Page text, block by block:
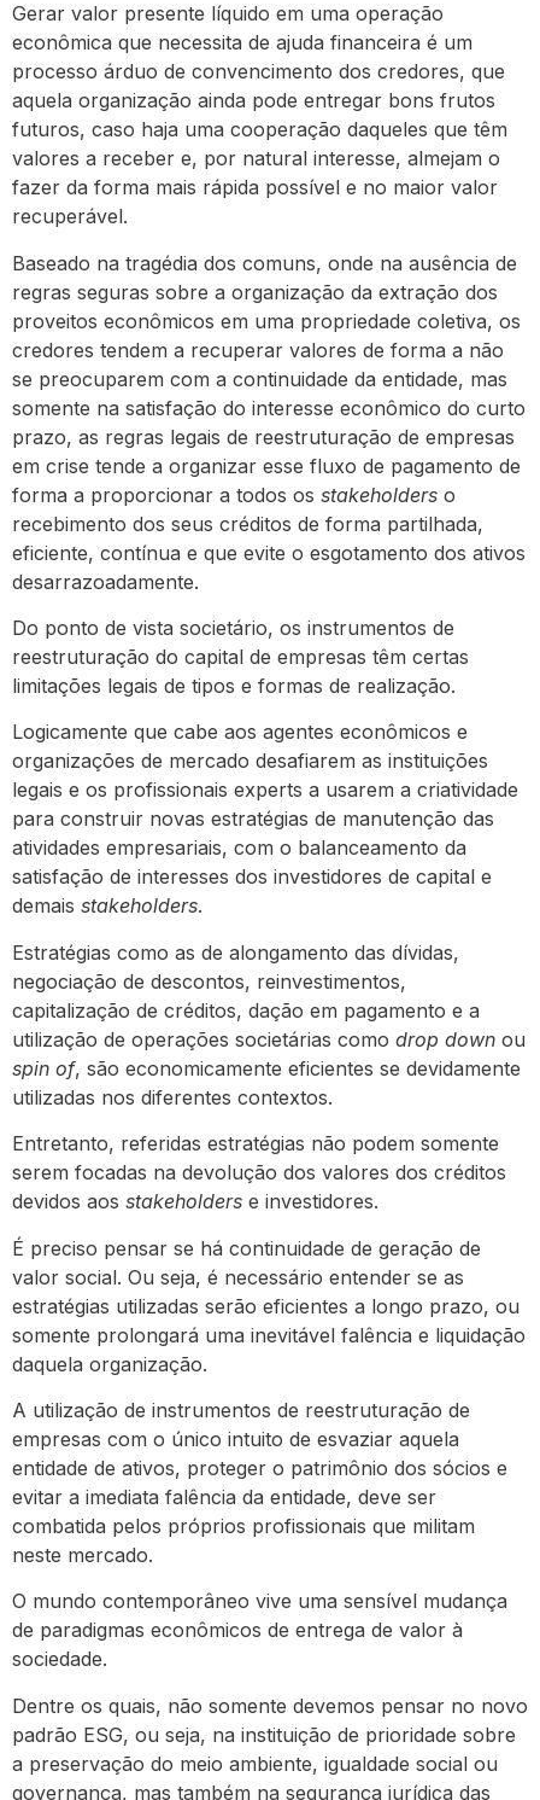
Gerar valor presente líquido em uma operação
econômica que necessita de ajuda financeira é um
processo árduo de convencimento dos credores, que
aquela organização ainda pode entregar bons frutos
futuros, caso haja uma cooperação daqueles que têm
valores a receber e, por natural interesse, almejam o
fazer da forma mais rápida possível e no maior valor
recuperável.
Baseado na tragédia dos comuns, onde na ausência de
regras seguras sobre a organização da extração dos
proveitos econômicos em uma propriedade coletiva, os
credores tendem a recuperar valores de forma a não
se preocuparem com a continuidade da entidade, mas
somente na satisfação do interesse econômico do curto
prazo, as regras legais de reestruturação de empresas
em crise tende a organizar esse fluxo de pagamento de
forma a proporcionar a todos os stakeholders o
recebimento dos seus créditos de forma partilhada,
eficiente, contínua e que evite o esgotamento dos ativos
desarrazoadamente.
Do ponto de vista societário, os instrumentos de
reestruturação do capital de empresas têm certas
limitações legais de tipos e formas de realização.
Logicamente que cabe aos agentes econômicos e
organizações de mercado desafiarem as instituições
legais e os profissionais experts a usarem a criatividade
para construir novas estratégias de manutenção das
atividades empresariais, com o balanceamento da
satisfação de interesses dos investidores de capital e
demais stakeholders.
Estratégias como as de alongamento das dívidas,
negociação de descontos, reinvestimentos,
capitalização de créditos, dação em pagamento e a
utilização de operações societárias como drop down ou
spin of, são economicamente eficientes se devidamente
utilizadas nos diferentes contextos.
Entretanto, referidas estratégias não podem somente
serem focadas na devolução dos valores dos créditos
devidos aos stakeholders e investidores.
É preciso pensar se há continuidade de geração de
valor social. Ou seja, é necessário entender se as
estratégias utilizadas serão eficientes a longo prazo, ou
somente prolongará uma inevitável falência e liquidação
daquela organização.
A utilização de instrumentos de reestruturação de
empresas com o único intuito de esvaziar aquela
entidade de ativos, proteger o patrimônio dos sócios e
evitar a imediata falência da entidade, deve ser
combatida pelos próprios profissionais que militam
neste mercado.
O mundo contemporâneo vive uma sensível mudança
de paradigmas econômicos de entrega de valor à
sociedade.
Dentre os quais, não somente devemos pensar no novo
padrão ESG, ou seja, na instituição de prioridade sobre
a preservação do meio ambiente, igualdade social ou
governança, mas também na segurança jurídica das